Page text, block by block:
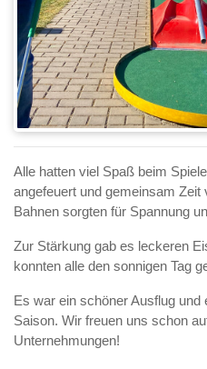
Alle hatten viel Spaß beim
angefeuert und gemeinsam
Bahnen sorgten für Spannung
Zur Stärkung gab es leckeren
konnten alle den sonnigen Tag
Es war ein schöner Ausflug und
Saison. Wir freuen uns schon
Unternehmungen!